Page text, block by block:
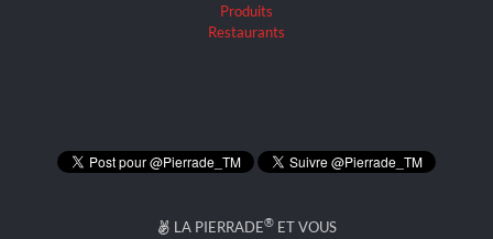
Produits
Restaurants
LA PIERRADE® ET VOUS